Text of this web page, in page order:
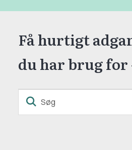
Få hurtigt
du har brug for